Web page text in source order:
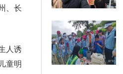
、长
人诱
童明